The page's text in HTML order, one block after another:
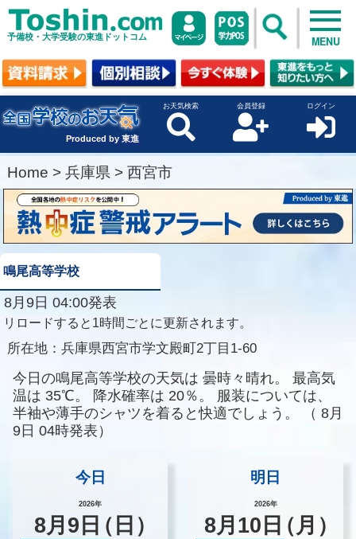
予備校・大学受験の東進ドットコム MENU
Produced by 東進
お天気検索 会員登録 ログイン
Home > 兵庫県 > 西宮市
鳴尾高等学校
8月9日 04:00発表
リロードすると1時間ごとに更新されます。
所在地： 兵庫県西宮市学文殿町2丁目1-60
今日の鳴尾高等学校の天気は 曇時々晴れ。
最高気
温は 35℃。 降水確率は 20％。
服装については、
半袖や薄手のシャツを着ると快適でしょう。
（ 8月
9日 04時発表）
今日
2026年
8月 9 日（日）
明日
2026年
8月 10 日（月）